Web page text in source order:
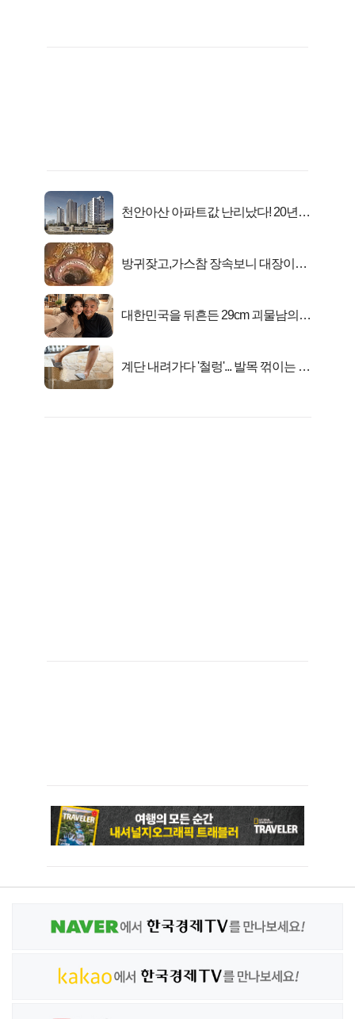
천안아산 아파트값 난리났다! 20년
방귀잦고,가스참 장속보니 대장이아
대한민국을 뒤흔든 29cm 괴물남의
계단 내려가다 '철렁'... 발목 꺾이는 이